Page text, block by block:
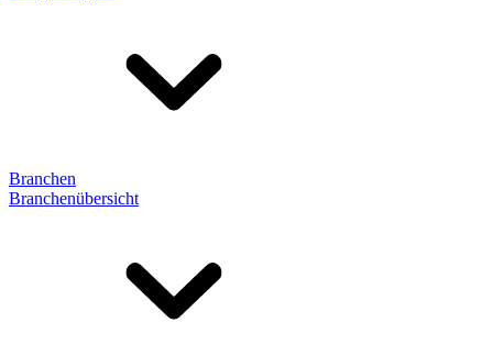
Branchen
Branchenübersicht